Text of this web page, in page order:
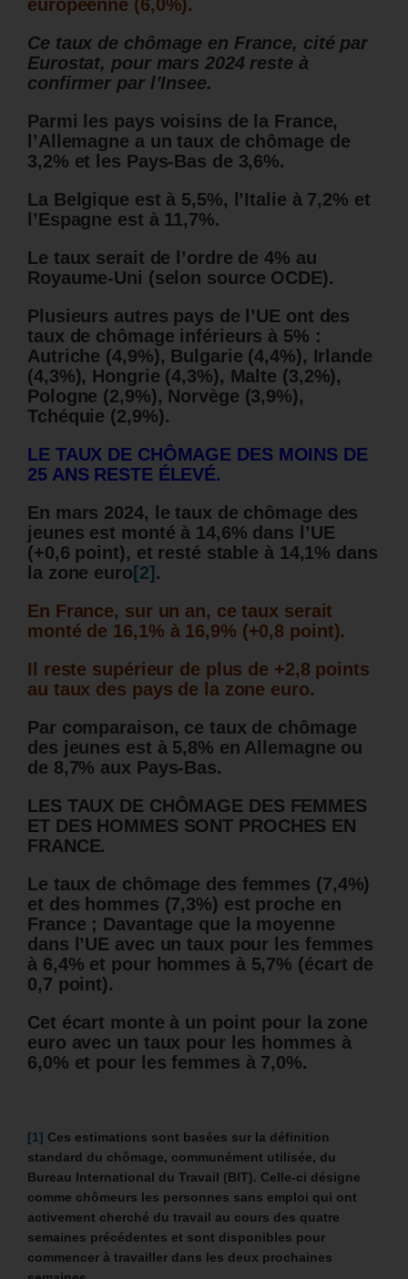
européenne (6,0%).
Ce taux de chômage en France, cité par
Eurostat, pour mars 2024 reste à
confirmer par l’Insee.
Parmi les pays voisins de la France,
l’Allemagne a un taux de chômage de
3,2% et les Pays-Bas de 3,6%.
La Belgique est à 5,5%, l’Italie à 7,2% et
l’Espagne est à 11,7%.
Le taux serait de l’ordre de 4% au
Royaume-Uni (selon source OCDE).
Plusieurs autres pays de l’UE ont des
taux de chômage inférieurs à 5% :
Autriche (4,9%), Bulgarie (4,4%), Irlande
(4,3%), Hongrie (4,3%), Malte (3,2%),
Pologne (2,9%), Norvège (3,9%),
Tchéquie (2,9%).
LE TAUX DE CHÔMAGE DES MOINS DE
25 ANS RESTE ÉLEVÉ.
En mars 2024, le taux de chômage des
jeunes est monté à 14,6% dans l’UE
(+0,6 point), et resté stable à 14,1% dans
la zone euro [2] .
En France, sur un an, ce taux serait
monté de 16,1% à 16,9% (+0,8 point).
Il reste supérieur de plus de +2,8 points
au taux des pays de la zone euro.
Par comparaison, ce taux de chômage
des jeunes est à 5,8% en Allemagne ou
de 8,7% aux Pays-Bas.
LES TAUX DE CHÔMAGE DES FEMMES
ET DES HOMMES SONT PROCHES EN
FRANCE.
Le taux de chômage des femmes (7,4%)
et des hommes (7,3%) est proche en
France ; Davantage que la moyenne
dans l’UE avec un taux pour les femmes
à 6,4% et pour hommes à 5,7% (écart de
0,7 point).
Cet écart monte à un point pour la zone
euro avec un taux pour les hommes à
6,0% et pour les femmes à 7,0%.
[1] Ces estimations sont basées sur la définition
standard du chômage, communément utilisée, du
Bureau International du Travail (BIT). Celle-ci désigne
comme chômeurs les personnes sans emploi qui ont
activement cherché du travail au cours des quatre
semaines précédentes et sont disponibles pour
commencer à travailler dans les deux prochaines